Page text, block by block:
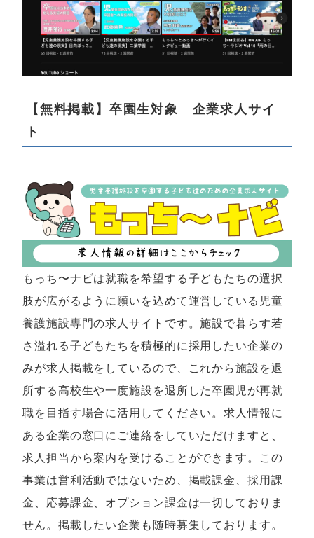
【無料掲載】卒園生対象 企業求人サイ
ト
もっち〜ナビは就職を希望する子どもたちの選択
肢が広がるように願いを込めて運営している児童
養護施設専門の求人サイトです。施設で暮らす若
さ溢れる子どもたちを積極的に採用したい企業の
みが求人掲載をしているので、これから施設を退
所する高校生や一度施設を退所した卒園児が再就
職を目指す場合に活用してください。求人情報に
ある企業の窓口にご連絡をしていただけますと、
求人担当から案内を受けることができます。この
事業は営利活動ではないため、掲載課金、採用課
金、応募課金、オプション課金は一切しておりま
せん。掲載したい企業も随時募集しております。